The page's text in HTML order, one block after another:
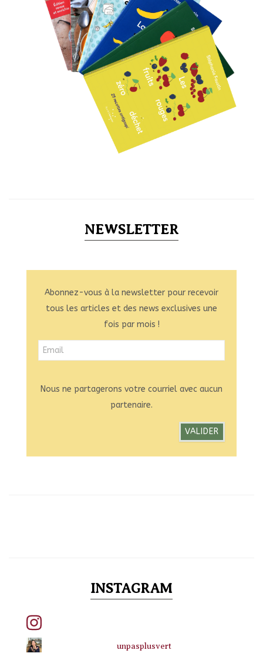
NEWSLETTER
Abonnez-vous à la newsletter pour recevoir
tous les articles et des news exclusives une
fois par mois !
Nous ne partagerons votre courriel avec aucun
partenaire.
INSTAGRAM
unpasplusvert